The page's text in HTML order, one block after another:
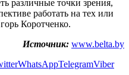
различные точки зрения,
работать на тех или
Коротченко.
Источник: www.belta.by
WhatsAppTelegramViber